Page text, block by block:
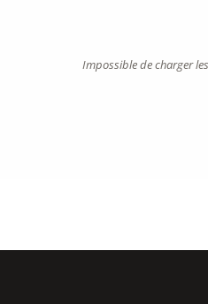
Impossible de charger